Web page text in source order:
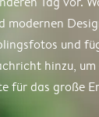
modernen
und
hinzu, um
für das große